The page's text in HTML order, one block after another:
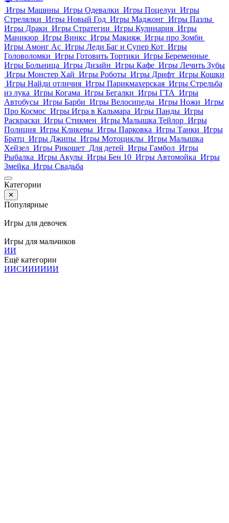
Игры Машины Игры Одевалки Игры Поцелуи Игры
Стрелялки Игры Новый Год Игры Маджонг Игры Пазлы
Игры Драки Игры Стратегии Игры Кулинария Игры
Маникюр Игры Винкс Игры Макияж Игры про Зомби
Игры Амонг Ас Игры Леди Баг и Супер Кот Игры
Головоломки Игры Готовить Тортики Игры Беременные
Игры Больница Игры Дизайн Игры Кафе Игры Лечить Зубы
Игры Монстер Хай Игры Роботы Игры Дрифт Игры Кошки
Игры Найди отличия Игры Парикмахерская Игры Стрельба
из лука Игры Когама Игры Бегалки Игры ГТА Игры
Автобусы Игры Барби Игры Велосипеды Игры Ножи Игры
Про Космос Игры Игра в Кальмара Игры Панды Игры
Раскраски Игры Стикмен Игры Малышка Тейлор Игры
Полиция Игры Кликеры Игры Парковка Игры Танки Игры
Братц Игры Джипы Игры Мотоциклы Игры Малышка
Хейзел Игры Рикошет Для детей Игры Гамбол Игры
Рыбалка Игры Акулы Игры Бен 10 Игры Автомойка Игры
Змейка Игры Свадьба
Категории
✕
Популярные
Игры для девочек
Игры для мальчиков
ИИ
Ещё категории
ИИСИИИИИИ